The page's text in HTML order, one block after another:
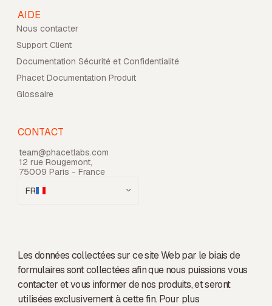
AIDE
Nous contacter
Support Client
Documentation Sécurité et Confidentialité
Phacet Documentation Produit
Glossaire
CONTACT
team@phacetlabs.com
12 rue Rougemont,
75009 Paris - France
FR
Les données collectées sur ce site Web par le biais de
formulaires sont collectées afin que nous puissions vous
contacter et vous informer de nos produits, et seront
utilisées exclusivement à cette fin. Pour plus